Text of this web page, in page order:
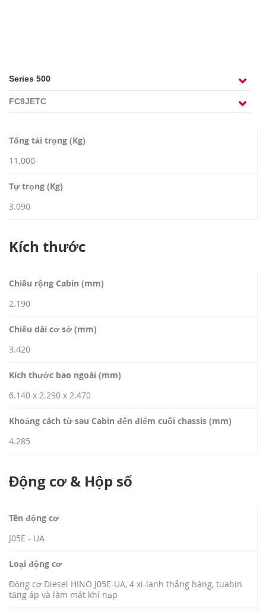
Tổng tải trọng (Kg)
11.000
Tự trọng (Kg)
3.090
Kích thước
Chiều rộng Cabin (mm)
2.190
Chiều dài cơ sở (mm)
3.420
Kích thước bao ngoài (mm)
6.140 x 2.290 x 2.470
Khoảng cách từ sau Cabin đến điểm cuối chassis (mm)
4.285
Động cơ & Hộp số
Tên động cơ
J05E - UA
Loại động cơ
Động cơ Diesel HINO J05E-UA, 4 xi-lanh thẳng hàng, tuabin
tăng áp và làm mát khí nạp